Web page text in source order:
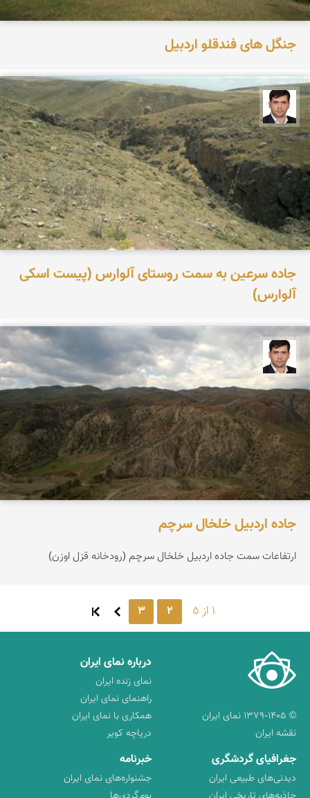
جنگل های فندقلو اردبیل
علیرضا یوسفی
جاده سرعین به سمت روستای آلوارس (پیست اسکی
آلوارس)
علیرضا یوسفی
جاده اردبیل خلخال سرچم
ارتفاعات سمت جاده اردبیل خلخال سرچم (رودخانه قزل اوزن)
1 از 5 2
3
© ۱۳۷۹-۱۴۰۵ نمای ایران
نقشه ایران
درباره نمای ایران
نمای زنده ایران
راهنمای نمای ایران
همکاری با نمای ایران
دریاچه کویر
جغرافیای گردشگری
دیدنی‌های طبیعی ایران
خبرنامه
جشنواره‌های نمای ایران